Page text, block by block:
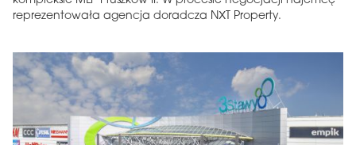
reprezentowała agencja doradcza NXT Property.